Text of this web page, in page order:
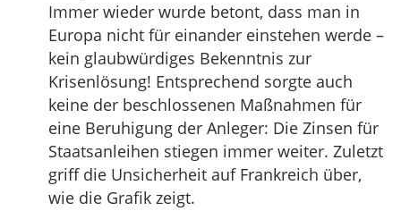
Immer wieder wurde betont, dass man in
Europa nicht für einander einstehen werde –
kein glaubwürdiges Bekenntnis zur
Krisenlösung! Entsprechend sorgte auch
keine der beschlossenen Maßnahmen für
eine Beruhigung der Anleger: Die Zinsen für
Staatsanleihen stiegen immer weiter. Zuletzt
griff die Unsicherheit auf Frankreich über,
wie die Grafik zeigt.